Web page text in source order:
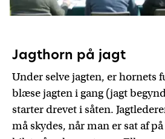
Jagthorn på jagt
Under selve jagten, er hornets
blæse jagten i gang (jagt
starter drevet i såten.
må skydes, når man er sat af